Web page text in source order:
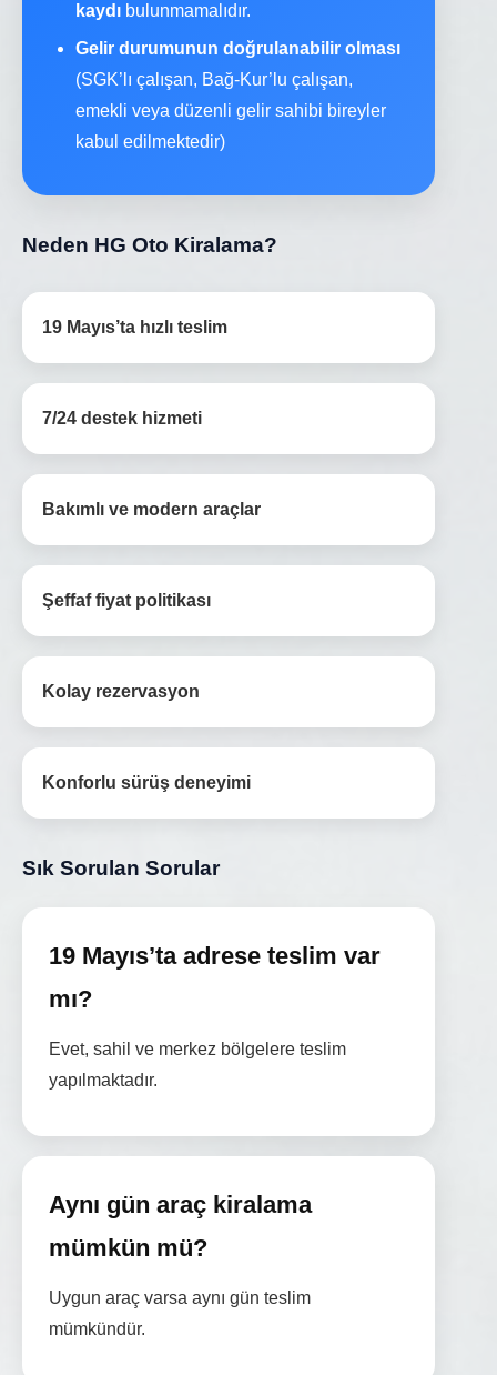
kaydı bulunmamalıdır.
Gelir durumunun doğrulanabilir olması
(SGK’lı çalışan, Bağ-Kur’lu çalışan,
emekli veya düzenli gelir sahibi bireyler
kabul edilmektedir)
Neden HG Oto Kiralama?
19 Mayıs’ta hızlı teslim
7/24 destek hizmeti
Bakımlı ve modern araçlar
Şeffaf fiyat politikası
Kolay rezervasyon
Konforlu sürüş deneyimi
Sık Sorulan Sorular
19 Mayıs’ta adrese teslim var
mı?
Evet, sahil ve merkez bölgelere teslim
yapılmaktadır.
Aynı gün araç kiralama
mümkün mü?
Uygun araç varsa aynı gün teslim
mümkündür.